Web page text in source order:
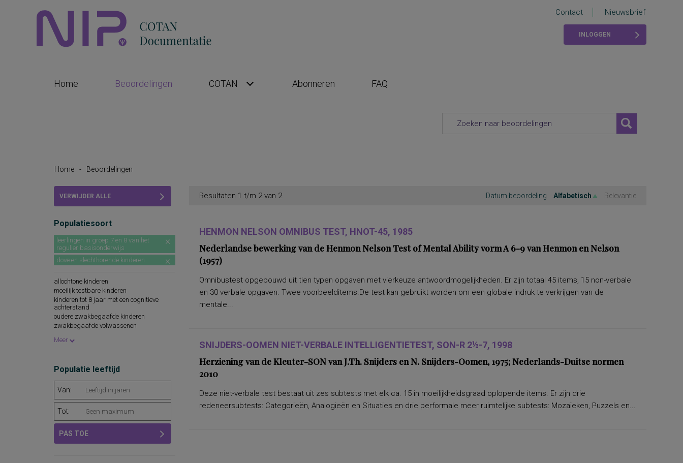
Contact Nieuwsbrief
INLOGGEN
Home Beoordelingen COTAN Abonneren FAQ
Home - Beoordelingen
VERWIJDER ALLE
Populatiesoort
leerlingen in groep 7 en 8 van het
regulier basisonderwijs
dove en slechthorende kinderen
allochtone kinderen
moeilijk testbare kinderen
kinderen tot 8 jaar met een cognitieve
achterstand
oudere zwakbegaafde kinderen
zwakbegaafde volwassenen
leerlingen in klas 1 mavo
Meer
Populatie leeftijd
Van:
Tot:
PAS TOE
Resultaten 1 t/m 2 van 2 Datum beoordeling Alfabetisch Relevantie
HENMON NELSON OMNIBUS TEST, HNOT-45, 1985
Nederlandse bewerking van de Henmon Nelson Test of Mental Ability vorm A 6-9 van Henmon en Nelson
(1957)
Omnibustest opgebouwd uit tien typen opgaven met vierkeuze antwoordmogelijkheden. Er zijn totaal 45 items, 15 non-verbale
en 30 verbale opgaven. Twee voorbeelditems.De test kan gebruikt worden om een globale indruk te verkrijgen van de
mentale...
SNIJDERS-OOMEN NIET-VERBALE INTELLIGENTIETEST, SON-R 2½-7, 1998
Herziening van de Kleuter-SON van J.Th. Snijders en N. Snijders-Oomen, 1975; Nederlands-Duitse normen
2010
Deze niet-verbale test bestaat uit zes subtests met elk ca. 15 in moeilijkheidsgraad oplopende items. Er zijn drie
redeneersubtests: Categorieën, Analogieën en Situaties en drie performale meer ruimtelijke subtests: Mozaïeken, Puzzels en...